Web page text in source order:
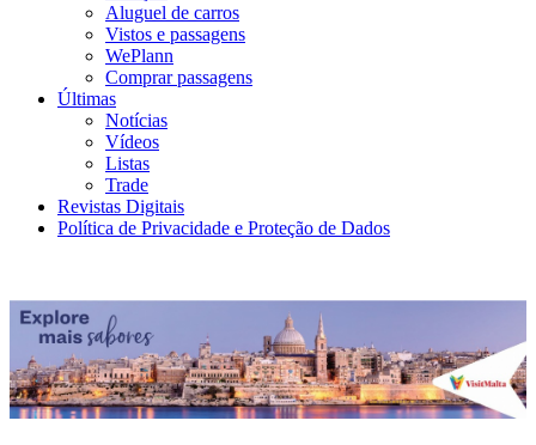
Aluguel de carros
Vistos e passagens
WePlann
Comprar passagens
Últimas
Notícias
Vídeos
Listas
Trade
Revistas Digitais
Política de Privacidade e Proteção de Dados